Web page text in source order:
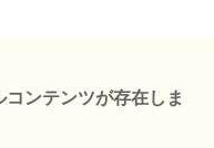
ンテンツが存在しま